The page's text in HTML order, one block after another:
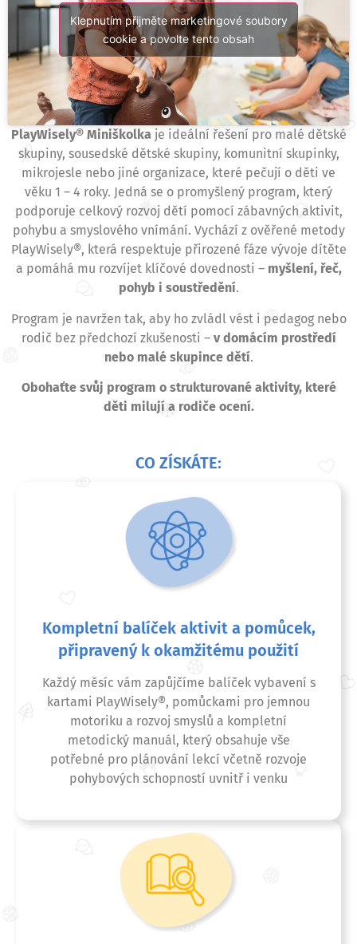
Klepnutím přijměte marketingové soubory
cookie a povolte tento obsah
PlayWisely® Miniškolkaje ideální řešení pro malé dětské
skupiny, sousedské dětské skupiny, komunitní skupinky,
mikrojesle nebo jiné organizace, které pečují o děti ve
věku 1 – 4 roky. Jedná se o promyšlený program, který
podporuje celkový rozvoj dětí pomocí zábavných aktivit,
pohybu a smyslového vnímání. Vychází z ověřené metody
PlayWisely®, která respektuje přirozené fáze vývoje dítěte
a pomáhá mu rozvíjet klíčové dovednosti – myšlení, řeč,
pohyb i soustředění.
Program je navržen tak, aby ho zvládl vést i pedagog nebo
rodič bez předchozí zkušenosti – v domácím prostředí
nebo malé skupince dětí.
Obohaťte svůj program o strukturované aktivity, které
děti milují a rodiče ocení.
CO ZÍSKÁTE:
Kompletní balíček aktivit a pomůcek,
připravený k okamžitému použití
Každý měsíc vám zapůjčíme balíček vybavení s
kartami PlayWisely®, pomůckami pro jemnou
motoriku a rozvoj smyslů a kompletní
metodický manuál, který obsahuje vše
potřebné pro plánování lekcí včetně rozvoje
pohybových schopností uvnitř i venku